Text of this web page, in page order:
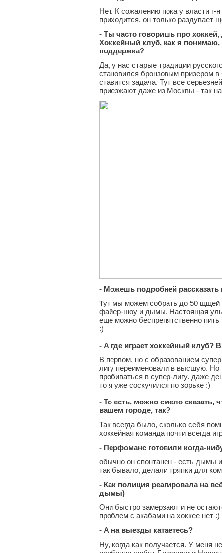
Нет. К сожалению пока у власти г-
приходится. он только раздувает
- Ты часто говоришь про
Хоккейный клуб, как я понимаю,
поддержка?
Да, у нас старые традиции
становился бронзовым призером
ставится задача. Тут все
приезжают даже из Москвы - так
- Можешь подробней рассказать
Тут мы можем собрать до 50 щщей
файер-шоу и дымы. Настоящая
еще можно беспрепятственно
:)
- А где играет хоккейный клуб?
В первом, но с образованием
лигу переименовали в высшую. Но
пробиваться в супер-лигу. даже
то я уже соскучился по зорьке :)
- То есть, можно смело сказать,
вашем городе, так?
Так всегда было, сколько себя
хоккейная команда почти всегда
- Перфоманс готовили когда-
обычно он спонтанен - есть дымы
так бывало, делали тряпки для
- Как полиция реагировала на
дымы)
Они быстро замерзают и не
проблем с акабами на хоккее нет :)
- А на выезды катаетесь?
Ну, когда как получается. У меня